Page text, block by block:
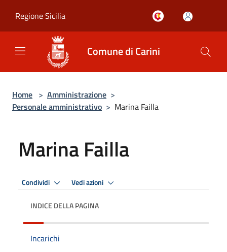
Regione Sicilia
Comune di Carini
Home > Amministrazione >
Personale amministrativo > Marina Failla
Marina Failla
Condividi Vedi azioni
INDICE DELLA PAGINA
Incarichi